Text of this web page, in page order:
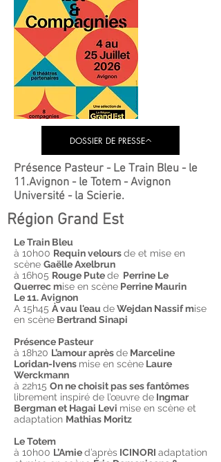
DOSSIER DE PRESSE
Présence Pasteur - Le Train Bleu - le
11.Avignon - le Totem - Avignon
Université - la Scierie.
Région Grand Est
Le Train Bleu
à 10h00 Requin veloursde et mise en
scène Gaëlle Axelbrun
à 16h05 Rouge Putede Perrine Le
Querrec mise en scène Perrine Maurin
Le 11. Avignon
A 15h45 À vau l'eau deWejdan Nassif mise
en scène Bertrand Sinapi
Présence Pasteur
à 18h20 L’amour aprèsde Marceline
Loridan-Ivens mise en scène Laure
Werckmann
à 22h15 On ne choisit pas ses fantômes
librement inspiré de l’œuvre de Ingmar
Bergman et Hagai Levi mise en scène et
adaptation Mathias Moritz
Le Totem
à 10h00 L’Amied’après ICINORI adaptation